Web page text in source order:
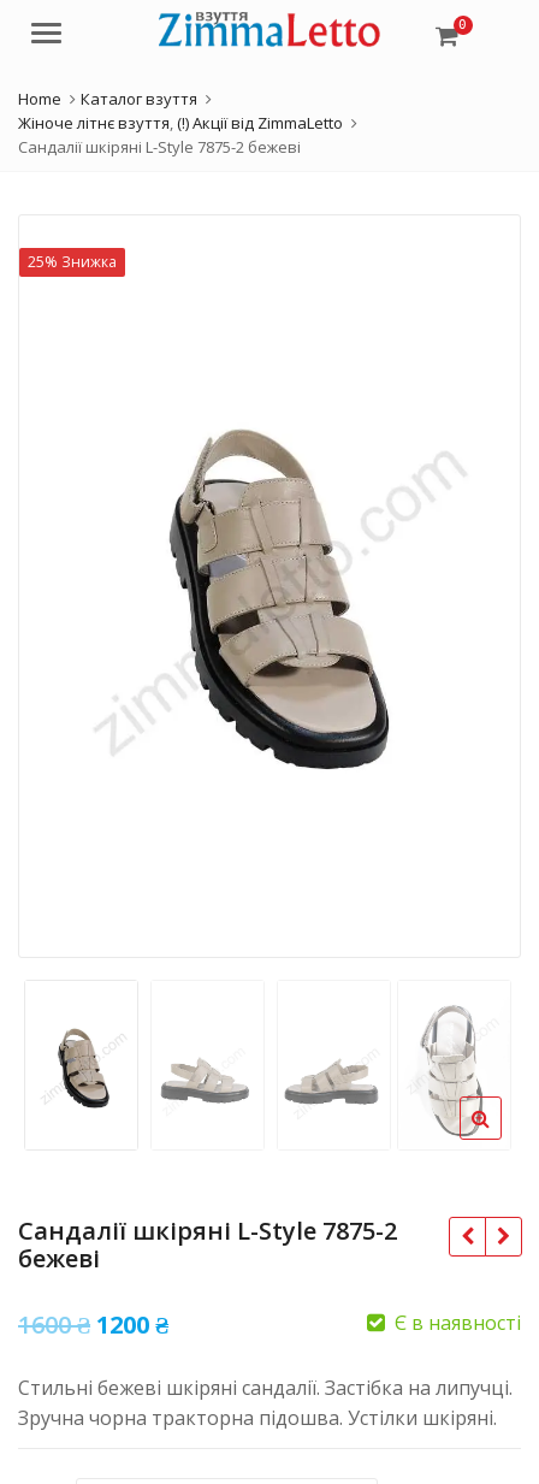
Menu 0
Home
Каталог взуття
Жіноче літнє взуття,(!) Акції від ZimmaLetto
Сандалії шкіряні L-Style 7875-2 бежеві
25% Знижка
Сандалії шкіряні L-Style 7875-2
бежеві
1600₴ Оригінальна
1600 ₴.
1200₴Поточна
1200 ₴.
Є в наявності
Стильні бежеві шкіряні сандалії. Застібка на липучці.
Зручна чорна тракторна підошва. Устілки шкіряні.